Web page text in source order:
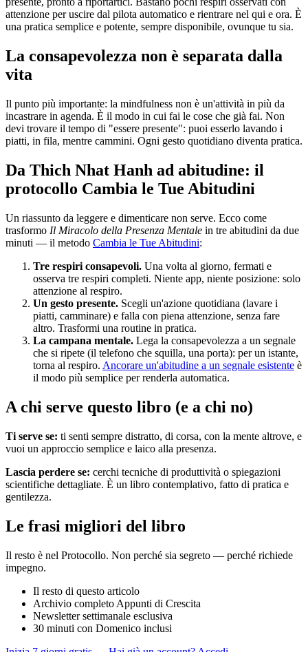
attenzione per uscire dal pilota automatico e rientrare nel qui e ora. È
una pratica semplice e potente, sempre disponibile, ovunque tu sia.
La consapevolezza non è separata dalla
vita
Il punto più importante: la mindfulness non è un'attività in più da
incastrare in agenda. È il modo in cui fai le cose che già fai. Non
devi trovare il tempo di "essere presente": puoi esserlo lavando i
piatti, in fila, mentre cammini. Ogni gesto quotidiano diventa pratica.
Da Thich Nhat Hanh ad abitudine: il
protocollo Cambia le Tue Abitudini
Un riassunto da leggere e dimenticare non serve. Ecco come
trasformo Il Miracolo della Presenza Mentale in tre abitudini da due
minuti — il metodo Cambia le Tue Abitudini:
Tre respiri consapevoli. Una volta al giorno, fermati e
osserva tre respiri completi. Niente app, niente posizione: solo
attenzione al respiro.
Un gesto presente. Scegli un'azione quotidiana (lavare i
piatti, camminare) e falla con piena attenzione, senza fare
altro. Trasformi una routine in pratica.
La campana mentale. Lega la consapevolezza a un segnale
che si ripete (il telefono che squilla, una porta): per un istante,
torna al respiro. Ancorare un'abitudine a un segnale esistente è
il modo più semplice per renderla automatica.
A chi serve questo libro (e a chi no)
Ti serve se: ti senti sempre distratto, di corsa, con la mente altrove, e
vuoi un approccio semplice e laico alla presenza.
Lascia perdere se: cerchi tecniche di produttività o spiegazioni
scientifiche dettagliate. È un libro contemplativo, fatto di pratica e
gentilezza.
Le frasi migliori del libro
Il resto è nel Protocollo. Non perché sia segreto — perché richiede
impegno.
Il resto di questo articolo
Archivio completo Appunti di Crescita
Newsletter settimanale esclusiva
30 minuti con Domenico inclusi